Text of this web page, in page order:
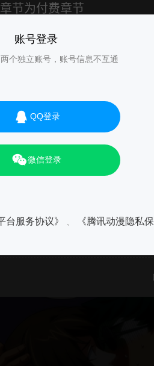
账号登录
个独立账号，账号信息不互通
QQ登录
微信登录
台服务协议》
《腾讯动漫隐私保